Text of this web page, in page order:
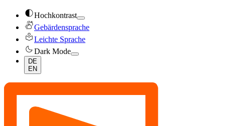
contrastHochkontrast
sign_languageGebärdensprache
local_libraryLeichte Sprache
dark_modeDark Mode
DE
EN